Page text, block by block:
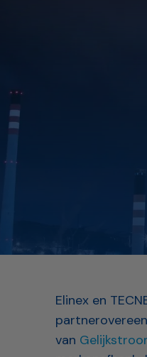
Elinex en
van